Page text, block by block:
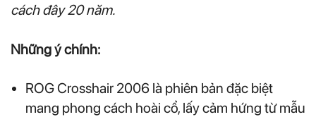
cách đây 20 năm.
Những ý chính:
ROG Crosshair 2006 là phiên bản đặc biệt
mang phong cách hoài cổ, lấy cảm hứng từ mẫu